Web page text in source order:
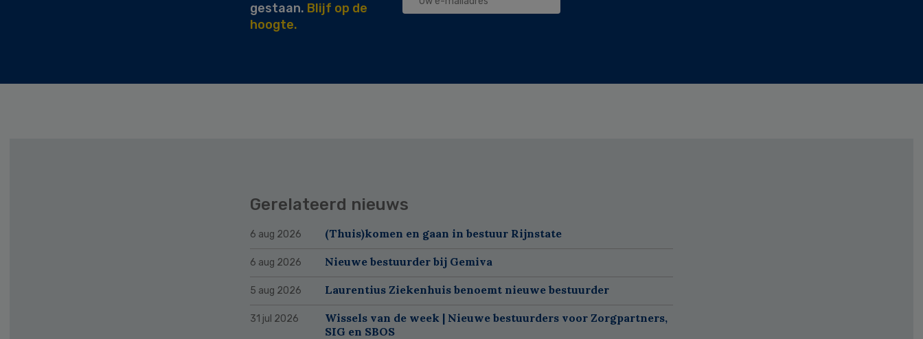
gestaan. Blijf op de
hoogte.
Gerelateerd nieuws
6 aug 2026 (Thuis)komen en gaan in bestuur Rijnstate
6 aug 2026 Nieuwe bestuurder bij Gemiva
5 aug 2026 Laurentius Ziekenhuis benoemt nieuwe bestuurder
31 jul 2026
Wissels van de week | Nieuwe bestuurders voor Zorgpartners,
SIG en SBOS